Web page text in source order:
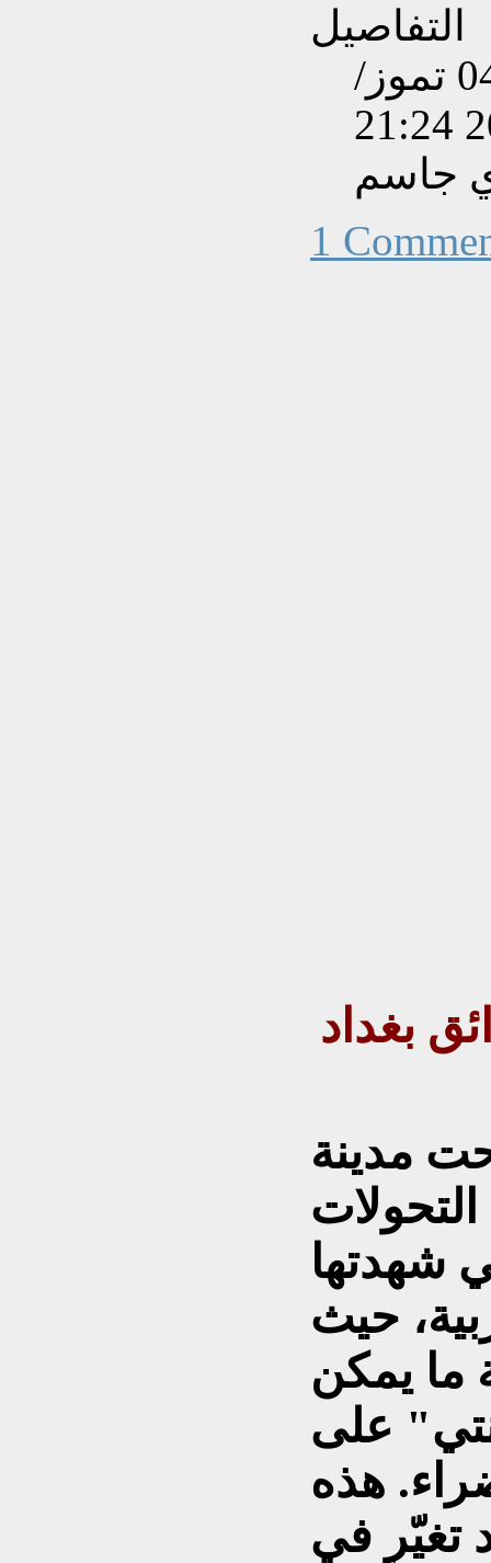
التفاصيل
تم إنشاءه بتاريخ الجمعة, 04 تموز/
جاسم
1
بغداد
مدينة
شهدتها
حيث
ما يمكن
على
هذه
تغيّر في